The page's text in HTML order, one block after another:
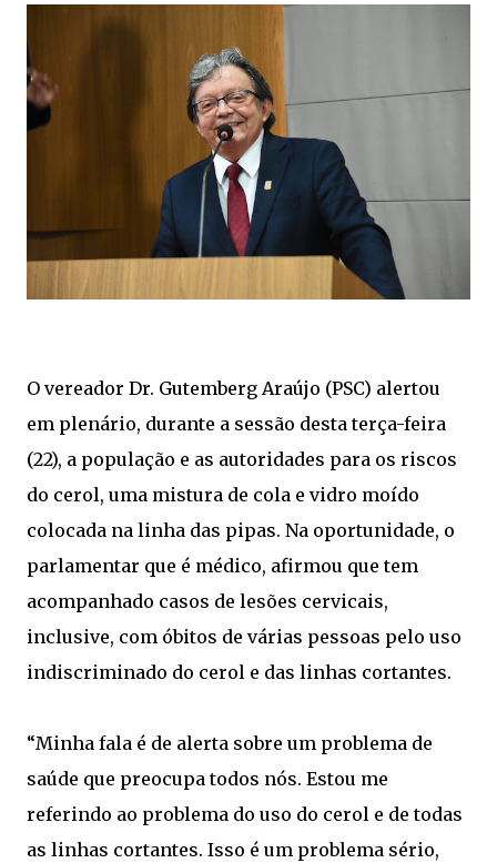
O vereador Dr. Gutemberg Araújo (PSC) alertou
em plenário, durante a sessão desta terça-feira
(22), a população e as autoridades para os riscos
do cerol, uma mistura de cola e vidro moído
colocada na linha das pipas. Na oportunidade, o
parlamentar que é médico, afirmou que tem
acompanhado casos de lesões cervicais,
inclusive, com óbitos de várias pessoas pelo uso
indiscriminado do cerol e das linhas cortantes.
“Minha fala é de alerta sobre um problema de
saúde que preocupa todos nós. Estou me
referindo ao problema do uso do cerol e de todas
as linhas cortantes. Isso é um problema sério,